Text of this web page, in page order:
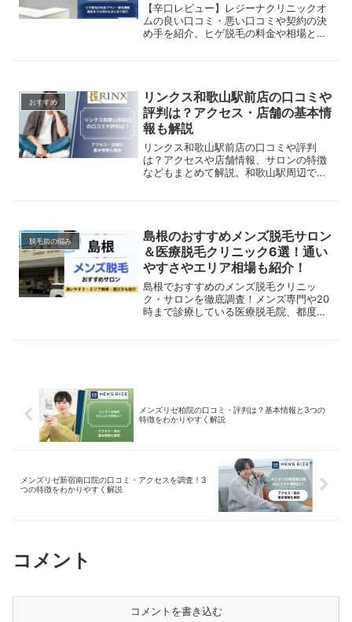
【辛口レビュー】レジーナクリニックオ
ムの良い口コミ・悪い口コミや契約の決
め手を紹介。ヒゲ脱毛の料金や相場との
の流れまで網羅しているので、クリニッ
おすすめ
リンクス和歌山駅前店の口コミや
評判は？アクセス・店舗の基本情
報も解説
リンクス和歌山駅前店の口コミや評判
は？アクセスや店舗情報、サロンの特徴
などもまとめて解説。和歌山駅周辺でメ
脱毛前の悩み
島根のおすすめメンズ脱毛サロン
＆医療脱毛クリニック6選！通い
やすさやエリア相場も紹介！
島根でおすすめのメンズ脱毛クリニッ
ク・サロンを徹底調査！メンズ専門や20
時まで診療している医療脱毛院、都度払
実際の施術の流れや脱毛のメリット・デ
メンズリゼ柏院の口コミ・評判は？基本情報と3つの
特徴をわかりやすく解説
メンズリゼ新宿南口院の口コミ・アクセスを調査！3
つの特徴をわかりやすく解説
コメント
コメントを書き込む